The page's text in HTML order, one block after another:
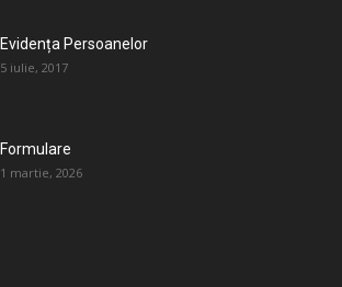
Evidența Persoanelor
5 iulie, 2017
Formulare
1 martie, 2026